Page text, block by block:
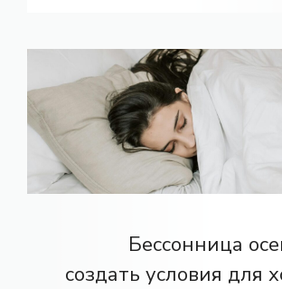
Бессонница
создать условия для